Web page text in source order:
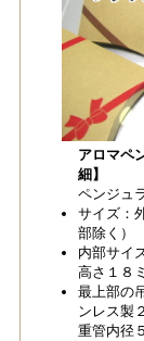
アロマペ
細】
ペンジュ
サイズ：
部除く）
内部サイ
高さ１８
最上部の
ンレス製
重管内径